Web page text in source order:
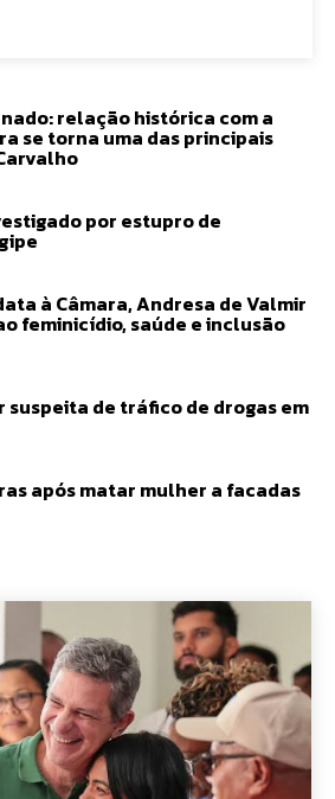
relação histórica com a
se torna uma das principais
por estupro de
à Câmara, Andresa de Valmir
feminicídio, saúde e inclusão
suspeita de tráfico de drogas em
após matar mulher a facadas